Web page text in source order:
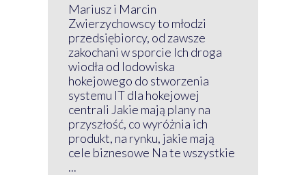
Mariusz i Marcin
Zwierzychowscy to młodzi
przedsiębiorcy, od zawsze
zakochani w sporcie Ich droga
wiodła od lodowiska
hokejowego do stworzenia
systemu IT dla hokejowej
centrali Jakie mają plany na
przyszłość, co wyróżnia ich
produkt, na rynku, jakie mają
cele biznesowe Na te wszystkie
...